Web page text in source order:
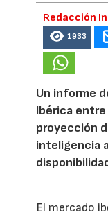
Redacción
1933
Un informe
Ibérica
proyección
inteligencia
El mercado